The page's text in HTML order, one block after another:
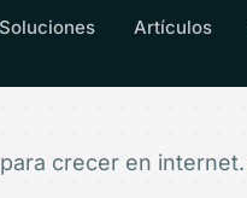
Soluciones Artículos
crecer en